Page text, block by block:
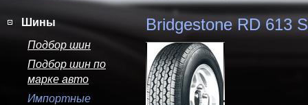
Шины
Подбор шин
Подбор шин по
марке авто
Импортные
Bridgestone RD 613